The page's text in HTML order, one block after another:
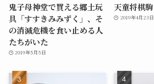
鬼子母神堂で買える郷土玩
具「すすきみみずく」、そ
の消滅危機を食い止める人
たちがいた
2019年5月5日
天童将棋駒
2019年4月23日